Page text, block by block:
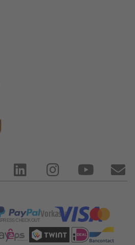
Vorkasse